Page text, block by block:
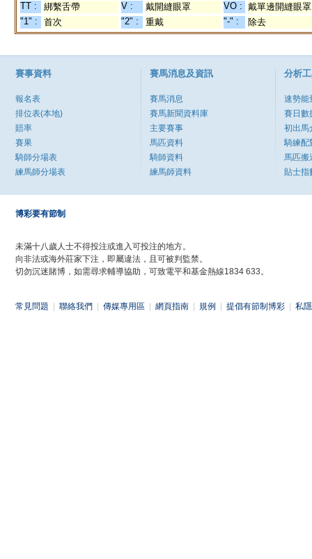
TT : 綁繫舌帶 V : 戴開縫眼罩 VO : 戴單邊開縫眼罩
"1" :
首次 "2" : 重戴 "-" : 除去
賽事資料
報名表
排位表(本地)
賠率
賽果
騎師分場表
練馬師分場表
賽馬消息及資訊
賽馬消息
賽馬新聞資料庫
主要賽事
馬匹資料
騎師資料
練馬師資料
分析
速勢能
賽日數
初出馬
騎練配
馬匹搬
貼士指
博彩要有節制
未滿十八歲人士不得投注或進入可投注的地方。
向非法或海外莊家下注，即屬違法，且可被判監禁。
切勿沉迷賭博，如需尋求輔導協助，可致電平和基金熱線1834 633。
常見問題 聯絡我們 傳媒專用區 網頁指南 規例 提倡有節制博彩 私